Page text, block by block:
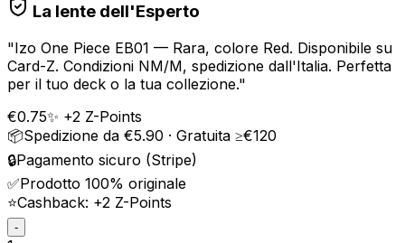
La lente dell'Esperto
"Izo One Piece EB01 — Rara, colore Red. Disponibile su
Card-Z. Condizioni NM/M, spedizione dall'Italia. Perfetta
per il tuo deck o la tua collezione."
€0.75✨ +2 Z-Points
📦Spedizione da €5.90 · Gratuita ≥€120
🔒Pagamento sicuro (Stripe)
✅Prodotto 100% originale
⭐Cashback: +2 Z-Points
-